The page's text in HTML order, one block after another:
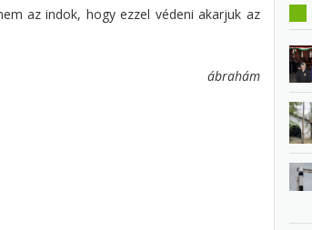
az indok, hogy ezzel védeni akarjuk az
ábrahám